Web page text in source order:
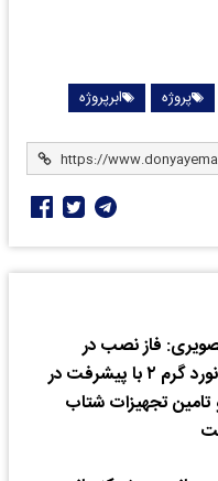
پروژه ابرپروژه
فاز نصب در
ابرپروژه نورد گرم ۲ با پیشرفت در
تجهیزات شتاب